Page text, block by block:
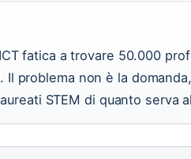
fatica a trovare 50.000
problema non è la
STEM di quanto serva